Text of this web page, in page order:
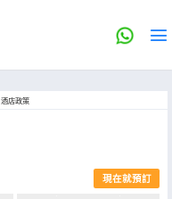
酒店政策
現在就預訂